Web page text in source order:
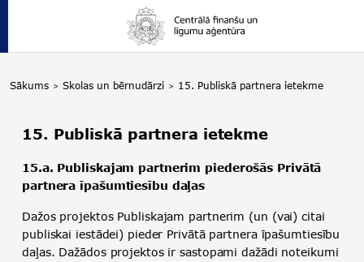
Sākums Skolas un bērnudārzi 15. Publiskā partnera ietekme
15. Publiskā partnera ietekme
15.a. Publiskajam partnerim piederošās Privātā
partnera īpašumtiesību daļas
Dažos projektos Publiskajam partnerim (un (vai) citai
publiskai iestādei) pieder Privātā partnera īpašumtiesību
daļas. Dažādos projektos ir sastopami dažādi noteikumi